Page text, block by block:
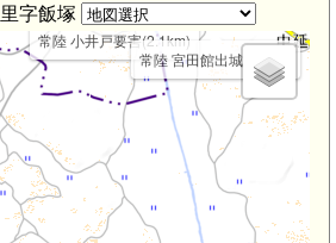
字飯塚
常陸 小井戸要害(2.1km)
常陸 宮田館出城(2.1km)